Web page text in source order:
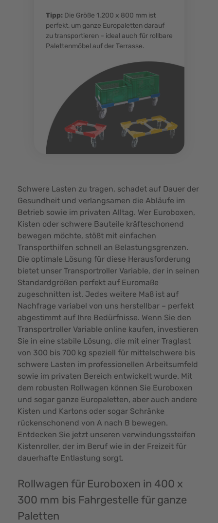
Tipp: Die Größe 1.200 x 800 mm ist
perfekt, um ganze Europaletten darauf
zu transportieren – ideal auch für rollbare
Palettenmöbel auf der Terrasse.
Schwere Lasten zu tragen, schadet auf Dauer der
Gesundheit und verlangsamen die Abläufe im
Betrieb sowie im privaten Alltag. Wer Euroboxen,
Kisten oder schwere Bauteile kräfteschonend
bewegen möchte, stößt mit einfachen
Transporthilfen schnell an Belastungsgrenzen.
Die optimale Lösung für diese Herausforderung
bietet unser Transportroller Variable, der in seinen
Standardgrößen perfekt auf Euromaße
zugeschnitten ist. Jedes weitere Maß ist auf
Nachfrage variabel von uns herstellbar – perfekt
abgestimmt auf Ihre Bedürfnisse. Wenn Sie den
Transportroller Variable online kaufen, investieren
Sie in eine stabile Lösung, die mit einer Traglast
von 300 bis 700 kg speziell für mittelschwere bis
schwere Lasten im professionellen Arbeitsumfeld
sowie im privaten Bereich entwickelt wurde. Mit
dem robusten Rollwagen können Sie Euroboxen
und sogar ganze Europaletten, aber auch andere
Kisten und Kartons oder sogar Schränke
rückenschonend von A nach B bewegen.
Entdecken Sie jetzt unseren verwindungssteifen
Kistenroller, der im Beruf wie in der Freizeit für
dauerhafte Entlastung sorgt.
Rollwagen für Euroboxen in 400 x
300 mm bis Fahrgestelle für ganze
Paletten